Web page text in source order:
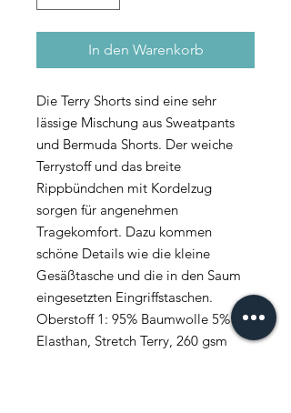
In den Warenkorb
Die Terry Shorts sind eine sehr
lässige Mischung aus Sweatpants
und Bermuda Shorts. Der weiche
Terrystoff und das breite
Rippbündchen mit Kordelzug
sorgen für angenehmen
Tragekomfort. Dazu kommen
schöne Details wie die kleine
Gesäßtasche und die in den Saum
eingesetzten Eingriffstaschen.
Oberstoff 1: 95% Baumwolle 5%
Elasthan, Stretch Terry, 260 gsm